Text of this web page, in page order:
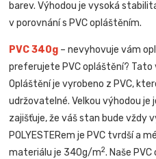
barev. Výhodou je vysoká
v porovnání s PVC opláštěním.
PVC 340g – nevyhovuje vám
preferujete PVC opláštění? Tato
Opláštění je vyrobeno z PVC,
udržovatelné. Velkou výhodou
zajišťuje, že váš stan bude vždy
POLYESTERem je PVC tvrdší a
materiálu je 340g/m2. Naše